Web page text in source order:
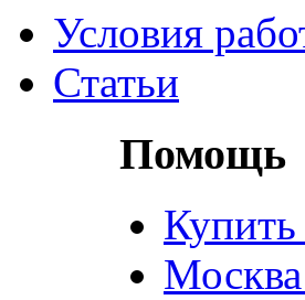
Условия
Статьи
Помощь